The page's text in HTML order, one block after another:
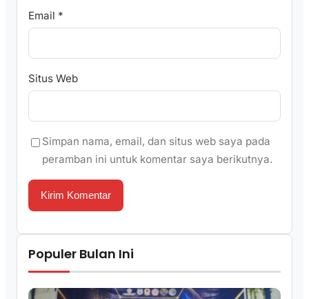
Email *
Situs Web
Simpan nama, email, dan situs web saya pada
peramban ini untuk komentar saya berikutnya.
Populer Bulan Ini